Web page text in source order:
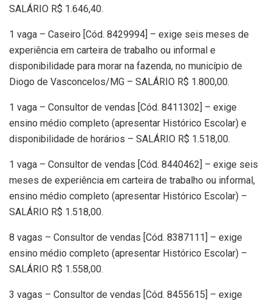
SALÁRIO R$ 1.646,40.
1 vaga – Caseiro [Cód. 8429994] – exige seis meses de
experiência em carteira de trabalho ou informal e
disponibilidade para morar na fazenda, no município de
Diogo de Vasconcelos/MG – SALÁRIO R$ 1.800,00.
1 vaga – Consultor de vendas [Cód. 8411302] – exige
ensino médio completo (apresentar Histórico Escolar) e
disponibilidade de horários – SALÁRIO R$ 1.518,00.
1 vaga – Consultor de vendas [Cód. 8440462] – exige seis
meses de experiência em carteira de trabalho ou informal,
ensino médio completo (apresentar Histórico Escolar) –
SALÁRIO R$ 1.518,00.
8 vagas – Consultor de vendas [Cód. 8387111] – exige
ensino médio completo (apresentar Histórico Escolar) –
SALÁRIO R$ 1.558,00.
3 vagas – Consultor de vendas [Cód. 8455615] – exige